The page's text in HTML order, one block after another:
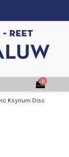
0
Ksyrium Disc